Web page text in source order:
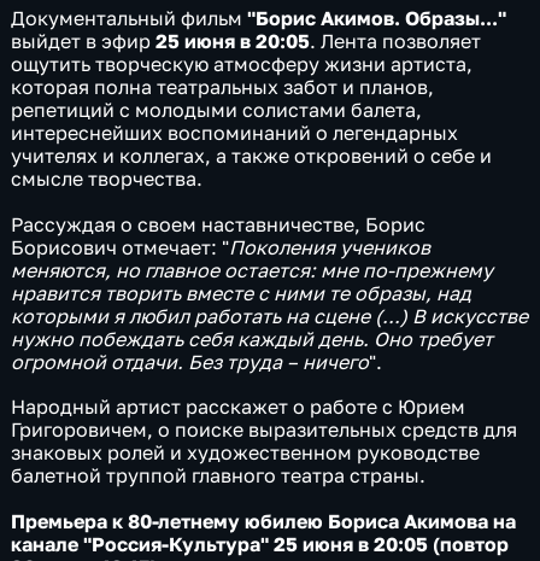
Документальный фильм"Борис Акимов. Образы..."
выйдет в эфир25 июня в 20:05. Лента позволяет
ощутить творческую атмосферу жизни артиста,
которая полна театральных забот и планов,
репетиций с молодыми солистами балета,
интереснейших воспоминаний о легендарных
учителях и коллегах, а также откровений о себе и
смысле творчества.
Рассуждая о своем наставничестве, Борис
Борисович отмечает: "Поколения учеников
меняются, но главное остается: мне по-прежнему
нравится творить вместе с ними те образы, над
которыми я любил работать на сцене (...) В искусстве
нужно побеждать себя каждый день. Оно требует
огромной отдачи. Без труда – ничего".
Народный артист расскажет о работе с Юрием
Григоровичем, о поиске выразительных средств для
знаковых ролей и художественном руководстве
балетной труппой главного театра страны.
Премьера к 80-летнему юбилею Бориса Акимова на
канале "Россия-Культура" 25 июня в 20:05 (повтор